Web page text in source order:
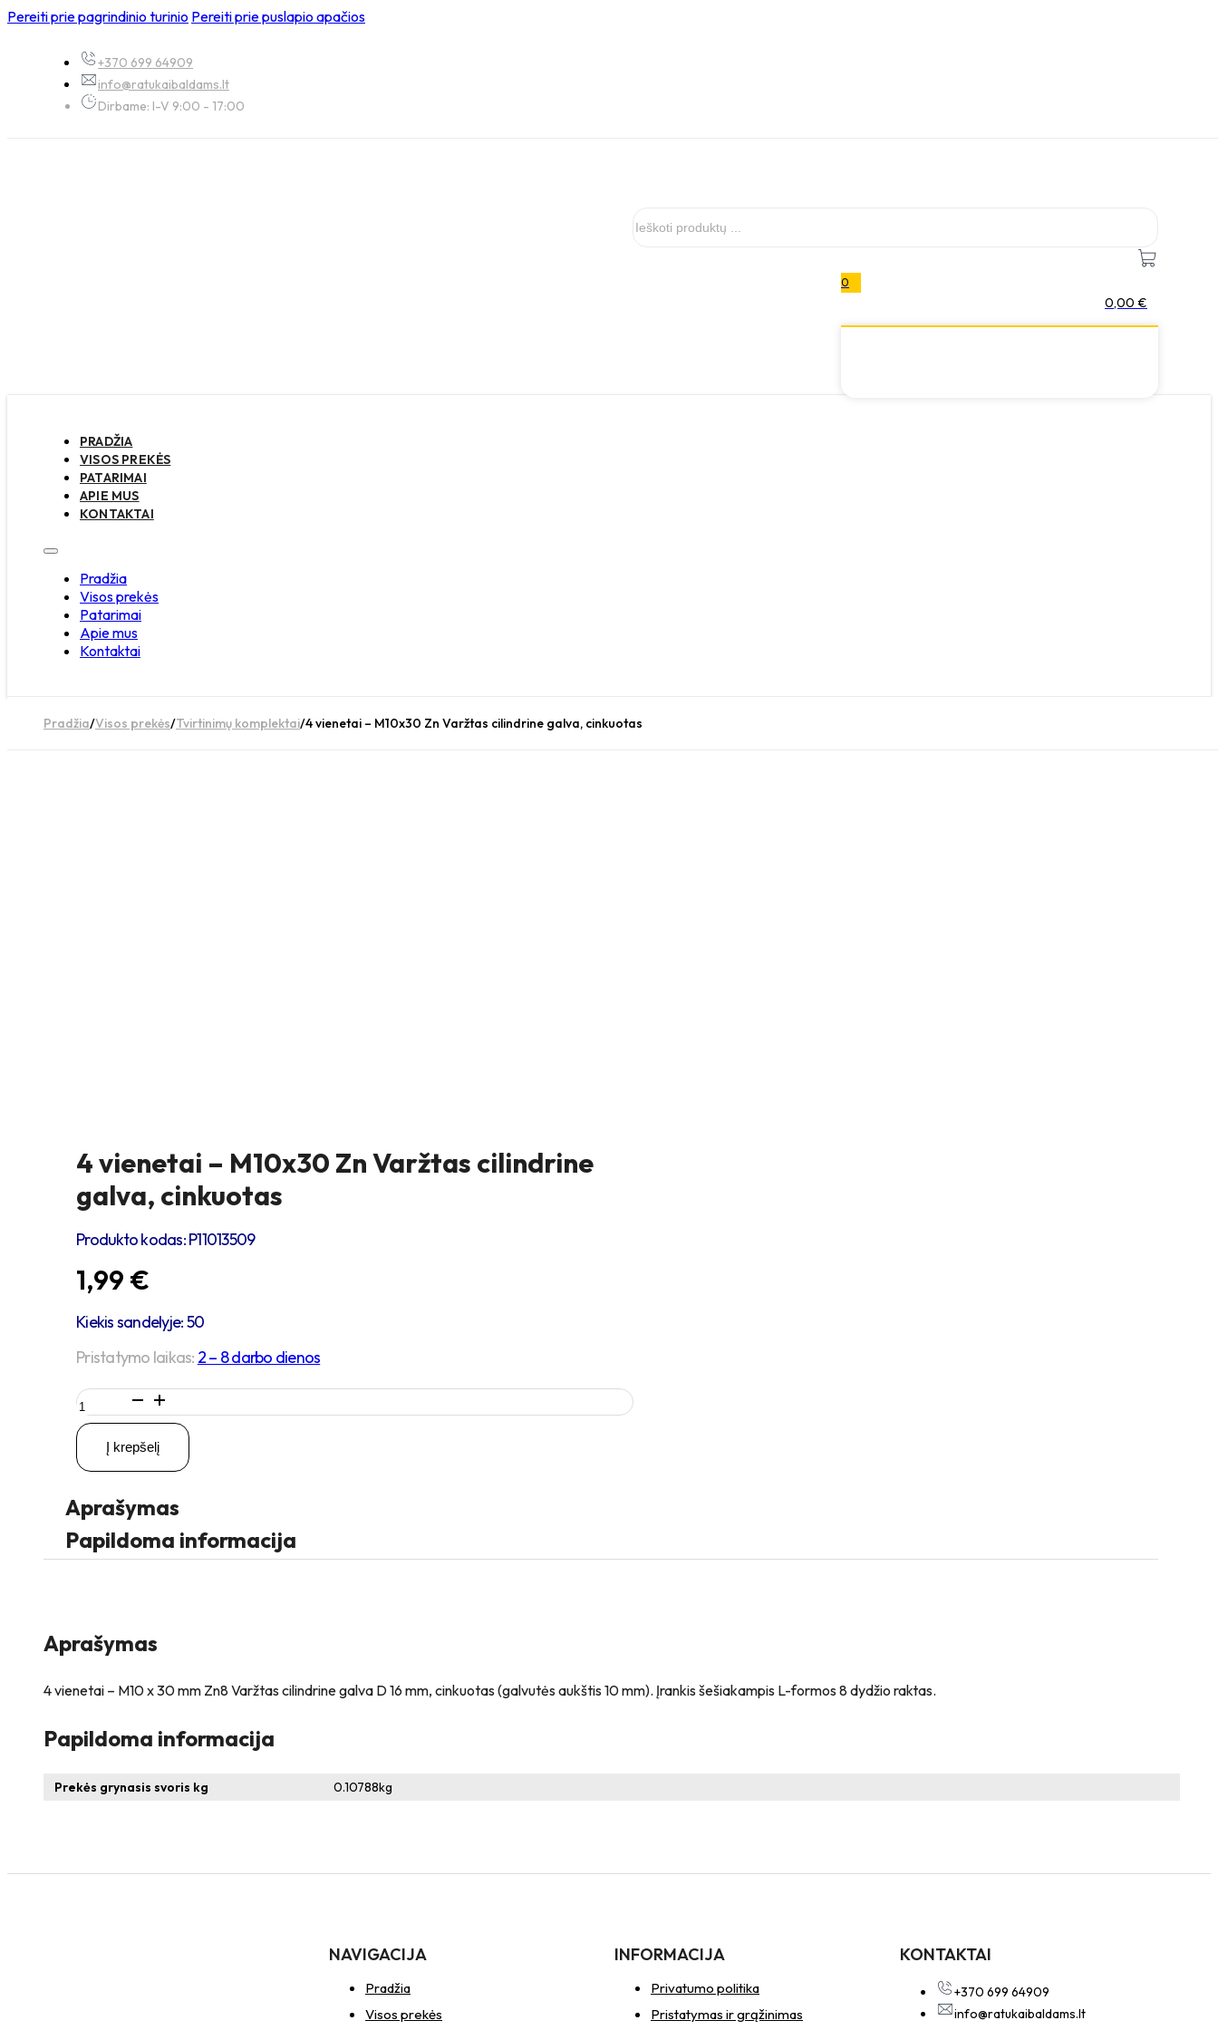
Pereiti prie pagrindinio turinio Pereiti prie puslapio apačios
+370 699 64909
info@ratukaibaldams.lt
Dirbame: I-V 9:00 - 17:00
0
0,00 €
PRADŽIA
VISOS PREKĖS
PATARIMAI
APIE MUS
KONTAKTAI
Pradžia
Visos prekės
Patarimai
Apie mus
Kontaktai
Pradžia/Visos prekės/Tvirtinimų komplektai/4 vienetai – M10x30 Zn Varžtas cilindrine galva, cinkuotas
4 vienetai – M10x30 Zn Varžtas cilindrine
galva, cinkuotas
Produkto kodas:P11013509
1,99 €
Kiekis sandelyje: 50
Pristatymo laikas: 2 – 8 darbo dienos
produkto
kiekis:
4
vienetai
–
Zn
Varžtas
cilindrine
galva,
Į krepšelį
Aprašymas
Papildoma informacija
Aprašymas
4 vienetai – M10 x 30 mm Zn8 Varžtas cilindrine galva D 16 mm, cinkuotas (galvutės aukštis 10 mm). Įrankis šešiakampis L-formos 8 dydžio raktas.
Papildoma informacija
Prekės grynasis svoris kg 0.10788kg
NAVIGACIJA
Pradžia
Visos prekės
INFORMACIJA
Privatumo politika
Pristatymas ir grąžinimas
KONTAKTAI
+370 699 64909
info@ratukaibaldams.lt